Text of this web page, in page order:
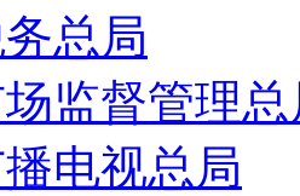
总局
监督管理
电视总局